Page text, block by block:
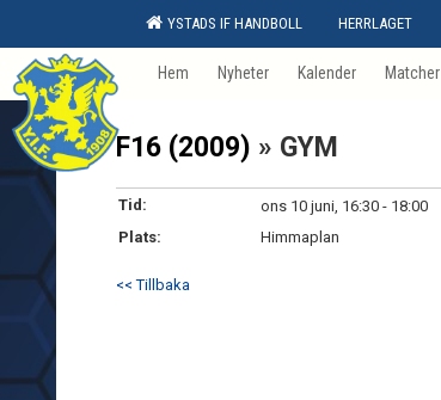
YSTADS IF HANDBOLL HERRLAGET
Hem Nyheter Kalender Matcher
F16 (2009) » GYM
Tid:
ons 10 juni, 16:30 - 18:00
Plats:
Himmaplan
<< Tillbaka